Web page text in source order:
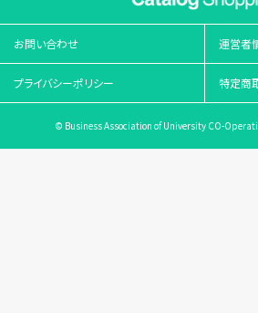
お問い合わせ 運営者
プライバシーポリシー 特定商
© Business Association of University CO-